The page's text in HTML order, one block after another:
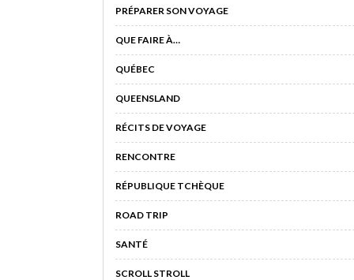
PRÉPARER SON VOYAGE
QUE FAIRE À…
QUÉBEC
QUEENSLAND
RÉCITS DE VOYAGE
RENCONTRE
RÉPUBLIQUE TCHÈQUE
ROAD TRIP
SANTÉ
SCROLL STROLL